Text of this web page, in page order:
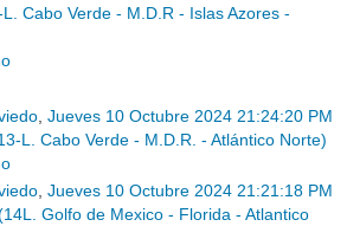
Cabo Verde - M.D.R - Islas Azores -
Jueves 10 Octubre 2024 21:24:20 PM
L. Cabo Verde - M.D.R. - Atlántico Norte)
Jueves 10 Octubre 2024 21:21:18 PM
Golfo de Mexico - Florida - Atlantico